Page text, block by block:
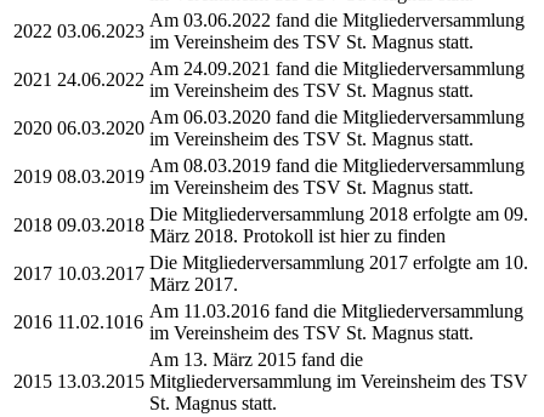
2022 03.06.2023
Am 03.06.2022 fand die Mitgliederversammlung
im Vereinsheim des TSV St. Magnus statt.
2021 24.06.2022
Am 24.09.2021 fand die Mitgliederversammlung
im Vereinsheim des TSV St. Magnus statt.
2020 06.03.2020
Am 06.03.2020 fand die Mitgliederversammlung
im Vereinsheim des TSV St. Magnus statt.
2019 08.03.2019
Am 08.03.2019 fand die Mitgliederversammlung
im Vereinsheim des TSV St. Magnus statt.
2018 09.03.2018
Die Mitgliederversammlung 2018 erfolgte am 09.
März 2018. Protokoll ist hier zu finden
2017 10.03.2017
Die Mitgliederversammlung 2017 erfolgte am 10.
März 2017.
2016 11.02.1016
Am 11.03.2016 fand die Mitgliederversammlung
im Vereinsheim des TSV St. Magnus statt.
2015 13.03.2015
Am 13. März 2015 fand die
Mitgliederversammlung im Vereinsheim des TSV
St. Magnus statt.